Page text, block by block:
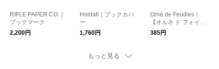
RIFLE PAPER CO.｜
ブックマーク
2,200円
Holdall｜ブックカバ
ー
1,760円
Orné de Feuilles｜
【オルネ ド フォイユ
専用】ラッピングバッ
グ【誕生日】【プレゼ
385円
もっと見る